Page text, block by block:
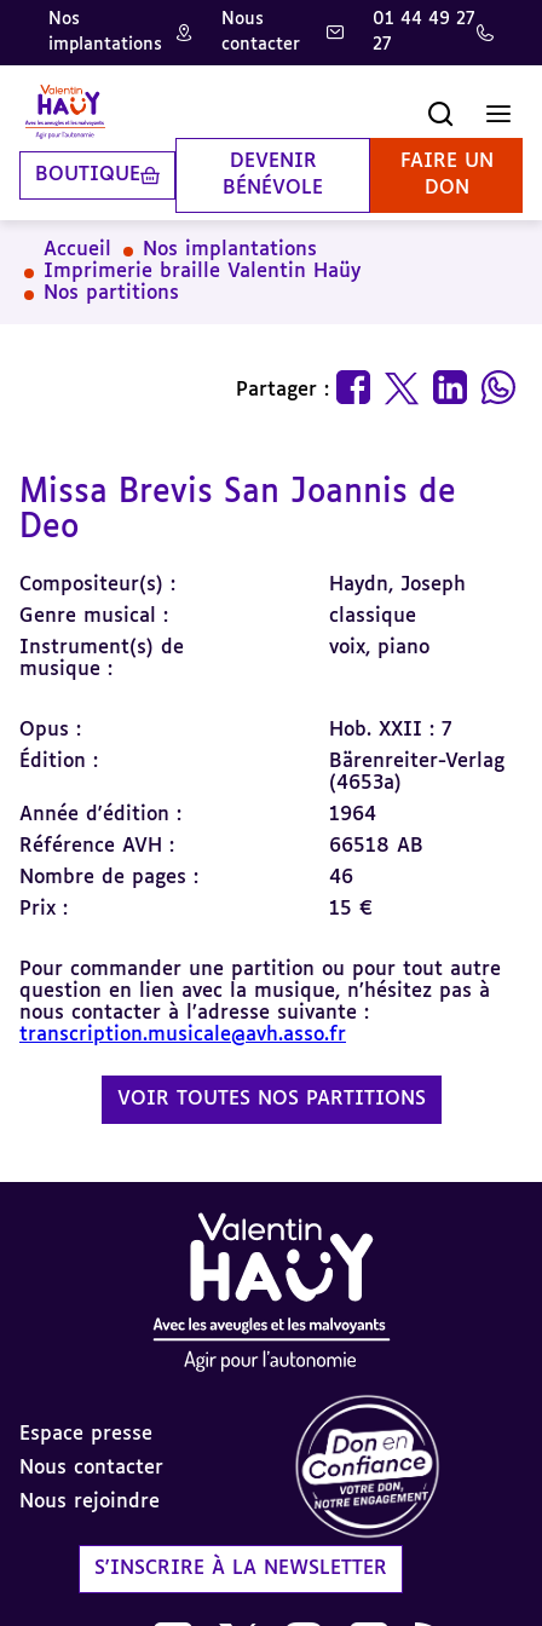
Aller
contenu
principal
Aller
pied
de
page
Aller
la
recherche
Nos
implantations
Nous
contacter
01 44 49 27
27
BOUTIQUE
DEVENIR
BÉNÉVOLE
FAIRE UN
DON
Accueil
Nos implantations
Imprimerie braille Valentin Haüy
Nos partitions
Partager :
Missa Brevis San Joannis de
Deo
Compositeur(s) :
Haydn, Joseph
Genre musical :
classique
Instrument(s) de
musique :
voix, piano
Opus :
Hob. XXII : 7
Édition :
Bärenreiter-Verlag
(4653a)
Année d'édition :
1964
Référence AVH :
66518 AB
Nombre de pages :
46
Prix :
15 €
Pour commander une partition ou pour tout autre
question en lien avec la musique, n’hésitez pas à
nous contacter à l’adresse suivante :
transcription.musicale@avh.asso.fr
VOIR TOUTES NOS PARTITIONS
Espace presse
Nous contacter
Nous rejoindre
S'INSCRIRE À LA NEWSLETTER